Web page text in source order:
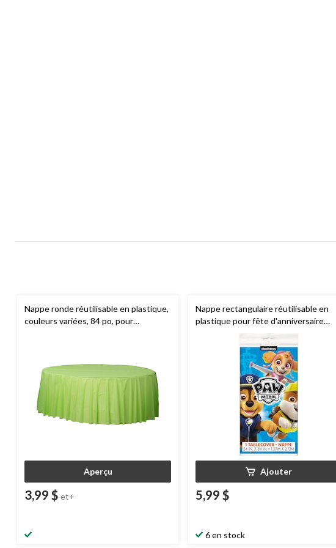
Nappe ronde réutilisable en plastique,
couleurs variées, 84 po, pour
Aperçu
3,99 $ et+
Nappe rectangulaire réutilisable en
plastique pour fête d'anniversaire
Nickelodeon Pat'Patrouille, bleu, 54 x
Ajouter
5,99 $
6 en stock